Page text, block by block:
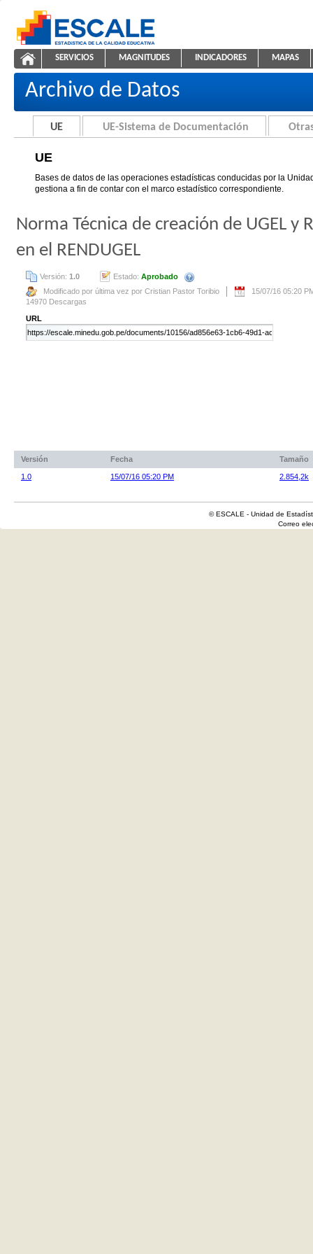
ESCALE - Unidad de Estadística Educativa
UE
NAVEGACIÓN
SERVICIOS MAGNITUDES INDICADORES MAPAS
Archivo de Datos
UE UE-Sistema de Documentación
UE
Bases de datos de las operaciones estadísticas conducidas por la
gestiona a fin de contar con el marco estadístico correspondiente.
Norma Técnica de creación de UGEL y
en el RENDUGEL
Versión: 1.0 Estado: Aprobado
Modificado por última vez por Cristian Pastor Toribio
15/07/16 05:20
14970 Descargas
URL
Versión Fecha Tamaño
1.0 15/07/16 05:20 PM 2.854,2k
© ESCALE - Unidad de
Correo